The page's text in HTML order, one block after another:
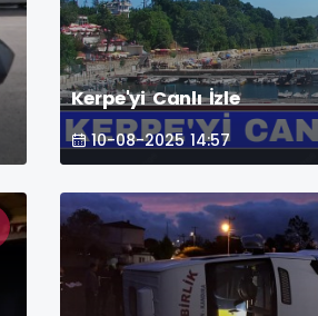
Kerpe'yi Canlı İzle
10-08-2025 14:57